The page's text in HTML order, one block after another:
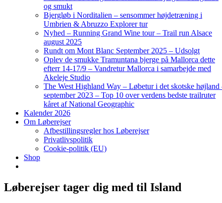
og smukt
Bjergløb i Norditalien – sensommer højdetræning i
Umbrien & Abruzzo Explorer tur
Nyhed – Running Grand Wine tour – Trail run Alsace
august 2025
Rundt om Mont Blanc September 2025 – Udsolgt
Oplev de smukke Tramuntana bjerge på Mallorca dette
efterr 14-17/9 – Vandretur Mallorca i samarbejde med
Akeleje Studio
The West Highland Way – Løbetur i det skotske højland
september 2023 – Top 10 over verdens bedste trailruter
kåret af National Geographic
Kalender 2026
Om Løberejser
Afbestillingsregler hos Løberejser
Privatlivspolitik
Cookie-politik (EU)
Shop
Løberejser tager dig med til Island